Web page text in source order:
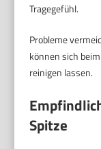
Tragegefühl.
Probleme
können sich
reinigen lassen.
Spitze